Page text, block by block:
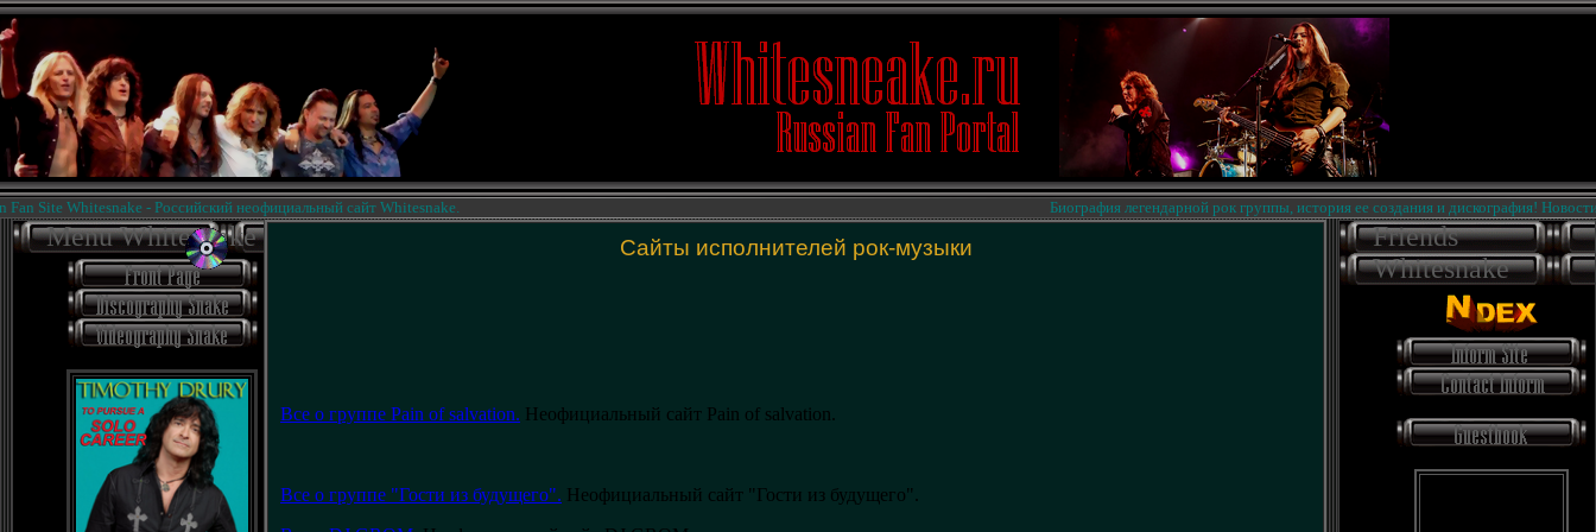
Site Whitesnake - Российский неофициальный сайт Whitesnake. Биография легендарной рок группы, история ее создания и дискография! Новости
Menu Whitesnake Сайты исполнителей рок-музыки
Все о группе Pain of salvation. Неофициальный сайт Pain of salvation.
Все о группе "Гости из будущего". Неофициальный сайт "Гости из будущего".
Friends
Whitesnake